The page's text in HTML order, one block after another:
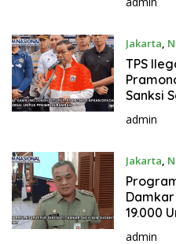
Jakarta,
5, 2026
TPS
Sanksi
Sampah
admin
Jakarta,
4, 2026
Damkar
19.000
admin